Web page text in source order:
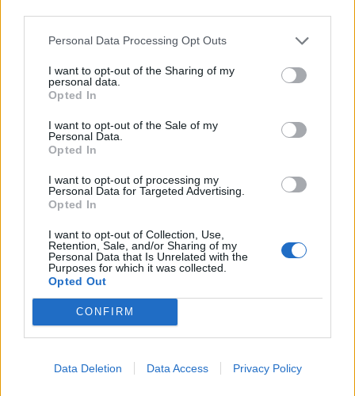
Personal Data Processing Opt Outs
I want to opt-out of the Sharing of my
personal data.
Opted In
I want to opt-out of the Sale of my
Personal Data.
Opted In
I want to opt-out of processing my
Personal Data for Targeted Advertising.
Opted In
I want to opt-out of Collection, Use,
Retention, Sale, and/or Sharing of my
Personal Data that Is Unrelated with the
Purposes for which it was collected.
Opted Out
CONFIRM
Data Deletion Data Access Privacy Policy
Esonero dal versamento dei contributi previdenziali
per aziende che non richiedono trattamenti di cassa
inps
7.968 euro
2021-11-15
esenzioni fiscali e crediti d'imposta adottati a
seguito della crisi economica causata dall'epidemia di
agenzia delle entrate
1.249 euro
2021-09-30
GARANZIA DEL FONDO A VALERE SULLA SEZIONE
SPECIALE DI CUI ALL’ARTICOLO 56 DEL DECRETO-LEGGE
DEL 17 MARZO 2020 N. 18
Banca del Mezzogiorno MedioCredito Centrale S.p.A.
14.343 euro
Fondo di garanzia per le piccole e medie imprese